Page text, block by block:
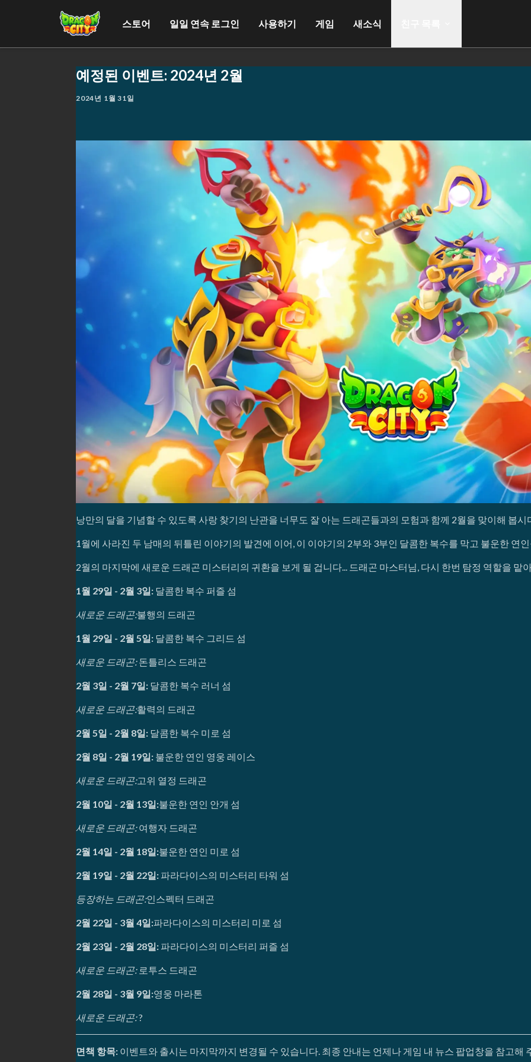
스토어 일일 연속 로그인 사용하기 게임 새소식
예정된 이벤트: 2024년 2월
2024년 1월 31일
낭만의 달을 기념할 수 있도록 사랑 찾기의 난관을 너무도 잘 아는 드래곤들과의 모험과 함께 2월을 맞이해 봅시
1월에 사라진 두 남매의 뒤틀린 이야기의 발견에 이어, 이 이야기의 2부와 3부인 달콤한 복수를 막고 불운한 연
2월의 마지막에 새로운 드래곤 미스터리의 귀환을 보게 될 겁니다... 드래곤 마스터님, 다시 한번 탐정 역할을 맡
1월 29일 - 2월 3일: 달콤한 복수 퍼즐 섬
새로운 드래곤:불행의 드래곤
1월 29일 - 2월 5일: 달콤한 복수 그리드 섬
새로운 드래곤:돈틀리스 드래곤
2월 3일 - 2월 7일: 달콤한 복수 러너 섬
새로운 드래곤:활력의 드래곤
2월 5일 - 2월 8일: 달콤한 복수 미로 섬
2월 8일 - 2월 19일: 불운한 연인 영웅 레이스
새로운 드래곤:고위 열정 드래곤
2월 10일 - 2월 13일:불운한 연인 안개 섬
새로운 드래곤:여행자 드래곤
2월 14일 - 2월 18일:불운한 연인 미로 섬
2월 19일 - 2월 22일: 파라다이스의 미스터리 타워 섬
등장하는 드래곤:인스펙터 드래곤
2월 22일 - 3월 4일:파라다이스의 미스터리 미로 섬
2월 23일 - 2월 28일: 파라다이스의 미스터리 퍼즐 섬
새로운 드래곤: 로투스 드래곤
2월 28일 - 3월 9일:영웅 마라톤
새로운 드래곤:?
면책 항목: 이벤트와 출시는 마지막까지 변경될 수 있습니다. 최종 안내는 언제나 게임 내 뉴스 팝업창을 참고해